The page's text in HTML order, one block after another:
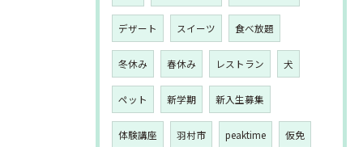
デザート スイーツ 食べ放題
冬休み 春休み レストラン 犬
ペット 新学期 新入生募集
体験講座 羽村市 peaktime 仮免